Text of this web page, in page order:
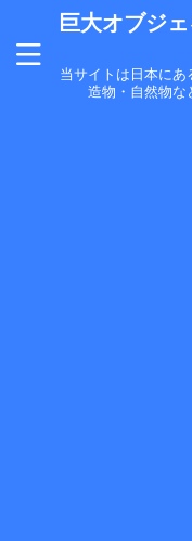
巨大オブジ
当サイトは日本に
造物・自然物な